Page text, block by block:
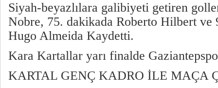
Siyah-beyazlılara galibiyeti getiren
Nobre, 75. dakikada Roberto Hilbert ve
Hugo Almeida Kaydetti.
Kara Kartallar yarı finalde
KARTAL GENÇ KADRO İLE MAÇA